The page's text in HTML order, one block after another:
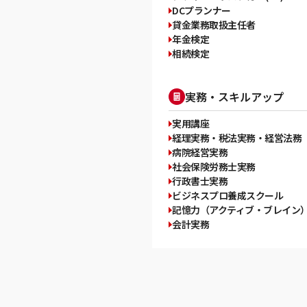
DCプランナー
貸金業務取扱主任者
年金検定
相続検定
実務・スキルアップ
実用講座
経理実務・税法実務・経営法務
病院経営実務
社会保険労務士実務
行政書士実務
ビジネスプロ養成スクール
記憶力（アクティブ・ブレイン
会計実務